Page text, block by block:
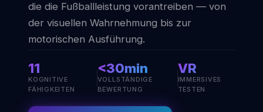
die die Fußballleistung vorantreiben — von
der visuellen Wahrnehmung bis zur
motorischen Ausführung.
11
KOGNITIVE
FÄHIGKEITEN
<30min
VOLLSTÄNDIGE
BEWERTUNG
VR
IMMERSIVES
TESTEN